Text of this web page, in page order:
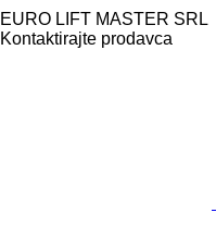
EURO LIFT MASTER SRL
Kontaktirajte prodavca